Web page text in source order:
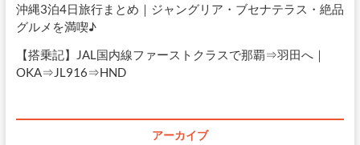
沖縄3泊4日旅行まとめ｜ジャングリア・ブセナテラス・絶品
グルメを満喫♪
【搭乗記】JAL国内線ファーストクラスで那覇⇒羽田へ｜
OKA⇒JL916⇒HND
アーカイブ